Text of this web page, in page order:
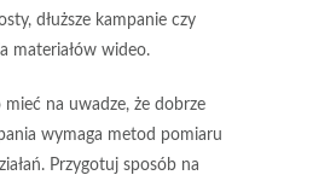
dłuższe kampanie czy
materiałów wideo.
na uwadze, że dobrze
wymaga metod pomiaru
. Przygotuj sposób na